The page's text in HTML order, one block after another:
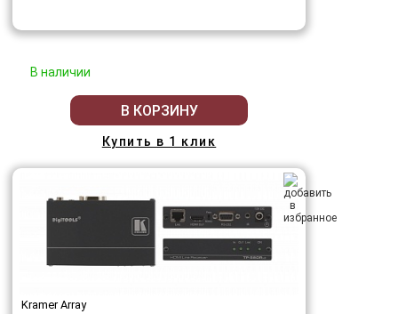
В наличии
В КОРЗИНУ
Купить в 1 клик
Kramer Array